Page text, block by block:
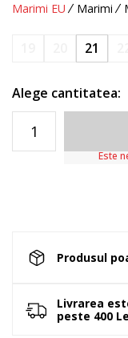
Marimi EU Marimi
21
Alege cantitatea:
Este
Produsul
Livrarea
peste 400